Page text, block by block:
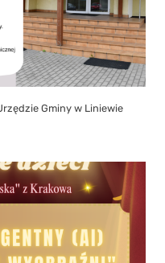
Gminy w Liniewie